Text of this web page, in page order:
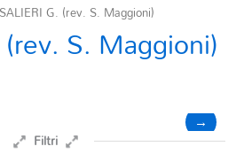
G. (rev. S. Maggioni)
S. Maggioni)
→
Filtri